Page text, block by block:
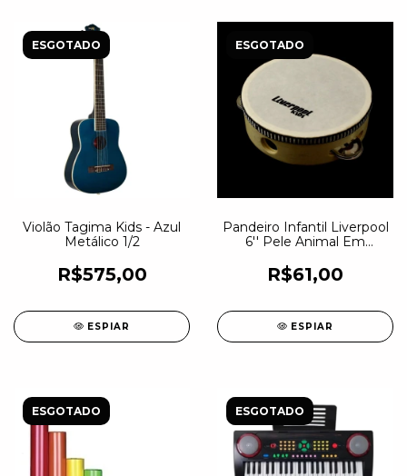
ESGOTADO
Violão Tagima Kids - Azul
Metálico 1/2
R$575,00
ESPIAR
ESGOTADO
Pandeiro Infantil Liverpool
6'' Pele Animal Em
R$61,00
ESPIAR
ESGOTADO ESGOTADO